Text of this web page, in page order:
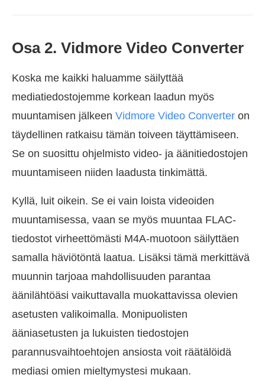
Osa 2. Vidmore Video Converter
Koska me kaikki haluamme säilyttää
mediatiedostojemme korkean laadun myös
muuntamisen jälkeen Vidmore Video Converter on
täydellinen ratkaisu tämän toiveen täyttämiseen.
Se on suosittu ohjelmisto video- ja äänitiedostojen
muuntamiseen niiden laadusta tinkimättä.
Kyllä, luit oikein. Se ei vain loista videoiden
muuntamisessa, vaan se myös muuntaa FLAC-
tiedostot virheettömästi M4A-muotoon säilyttäen
samalla häviötöntä laatua. Lisäksi tämä merkittävä
muunnin tarjoaa mahdollisuuden parantaa
äänilähtöäsi vaikuttavalla muokattavissa olevien
asetusten valikoimalla. Monipuolisten
ääniasetusten ja lukuisten tiedostojen
parannusvaihtoehtojen ansiosta voit räätälöidä
mediasi omien mieltymystesi mukaan.